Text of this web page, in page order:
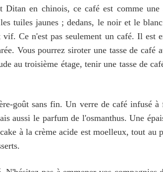
en chinois, ce café est comme
tuiles jaunes ; dedans, le noir et le
Ce n'est pas seulement un café. Il est
Vous pourrez siroter une tasse de café
au troisième étage, tenir une tasse de
goût sans fin. Un verre de café infusé
aussi le parfum de l'osmanthus. Une
à la crème acide est moelleux, tout